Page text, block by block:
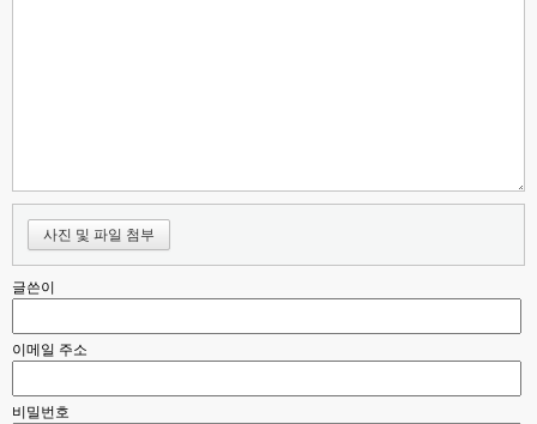
사진 및 파일 첨부
글쓴이
이메일 주소
비밀번호